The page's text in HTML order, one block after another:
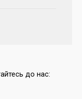
до нас: